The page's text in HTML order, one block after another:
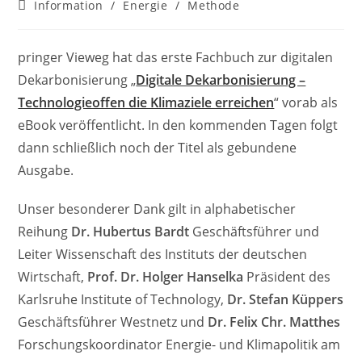
Beitrags-
Information / Energie / Methode
pringer Vieweg hat das erste Fachbuch zur digitalen
Dekarbonisierung „Digitale Dekarbonisierung –
Technologieoffen die Klimaziele erreichen“ vorab als
eBook veröffentlicht. In den kommenden Tagen folgt
dann schließlich noch der Titel als gebundene
Ausgabe.
Unser besonderer Dank gilt in alphabetischer
Reihung Dr. Hubertus Bardt Geschäftsführer und
Leiter Wissenschaft des Instituts der deutschen
Wirtschaft, Prof. Dr. Holger Hanselka Präsident des
Karlsruhe Institute of Technology, Dr. Stefan Küppers
Geschäftsführer Westnetz und Dr. Felix Chr. Matthes
Forschungskoordinator Energie- und Klimapolitik am